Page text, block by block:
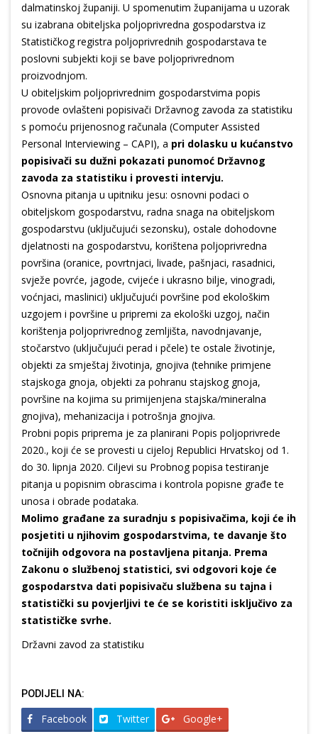
dalmatinskoj županiji. U spomenutim županijama u uzorak
su izabrana obiteljska poljoprivredna gospodarstva iz
Statističkog registra poljoprivrednih gospodarstava te
poslovni subjekti koji se bave poljoprivrednom
proizvodnjom.
U obiteljskim poljoprivrednim gospodarstvima popis
provode ovlašteni popisivači Državnog zavoda za statistiku
s pomoću prijenosnog računala (Computer Assisted
Personal Interviewing – CAPI), a pri dolasku u kućanstvo
popisivači su dužni pokazati punomoć Državnog
zavoda za statistiku i provesti intervju.
Osnovna pitanja u upitniku jesu: osnovni podaci o
obiteljskom gospodarstvu, radna snaga na obiteljskom
gospodarstvu (uključujući sezonsku), ostale dohodovne
djelatnosti na gospodarstvu, korištena poljoprivredna
površina (oranice, povrtnjaci, livade, pašnjaci, rasadnici,
svježe povrće, jagode, cvijeće i ukrasno bilje, vinogradi,
voćnjaci, maslinici) uključujući površine pod ekološkim
uzgojem i površine u pripremi za ekološki uzgoj, način
korištenja poljoprivrednog zemljišta, navodnjavanje,
stočarstvo (uključujući perad i pčele) te ostale životinje,
objekti za smještaj životinja, gnojiva (tehnike primjene
stajskoga gnoja, objekti za pohranu stajskog gnoja,
površine na kojima su primijenjena stajska/mineralna
gnojiva), mehanizacija i potrošnja gnojiva.
Probni popis priprema je za planirani Popis poljoprivrede
2020., koji će se provesti u cijeloj Republici Hrvatskoj od 1.
do 30. lipnja 2020. Ciljevi su Probnog popisa testiranje
pitanja u popisnim obrascima i kontrola popisne građe te
unosa i obrade podataka.
Molimo građane za suradnju s popisivačima, koji će ih
posjetiti u njihovim gospodarstvima, te davanje što
točnijih odgovora na postavljena pitanja. Prema
Zakonu o službenoj statistici, svi odgovori koje će
gospodarstva dati popisivaču službena su tajna i
statistički su povjerljivi te će se koristiti isključivo za
statističke svrhe.
Državni zavod za statistiku
PODIJELI NA:
Facebook Twitter Google+